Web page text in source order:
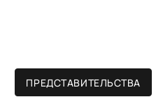
ПРЕДСТАВИТЕЛЬСТВА